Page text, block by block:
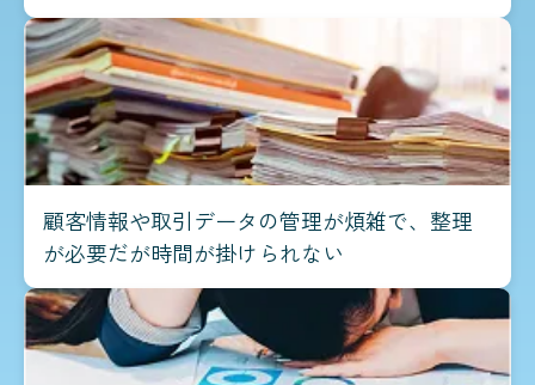
顧客情報や取引データの管理が煩雑で、整理
が必要だが時間が掛けられない